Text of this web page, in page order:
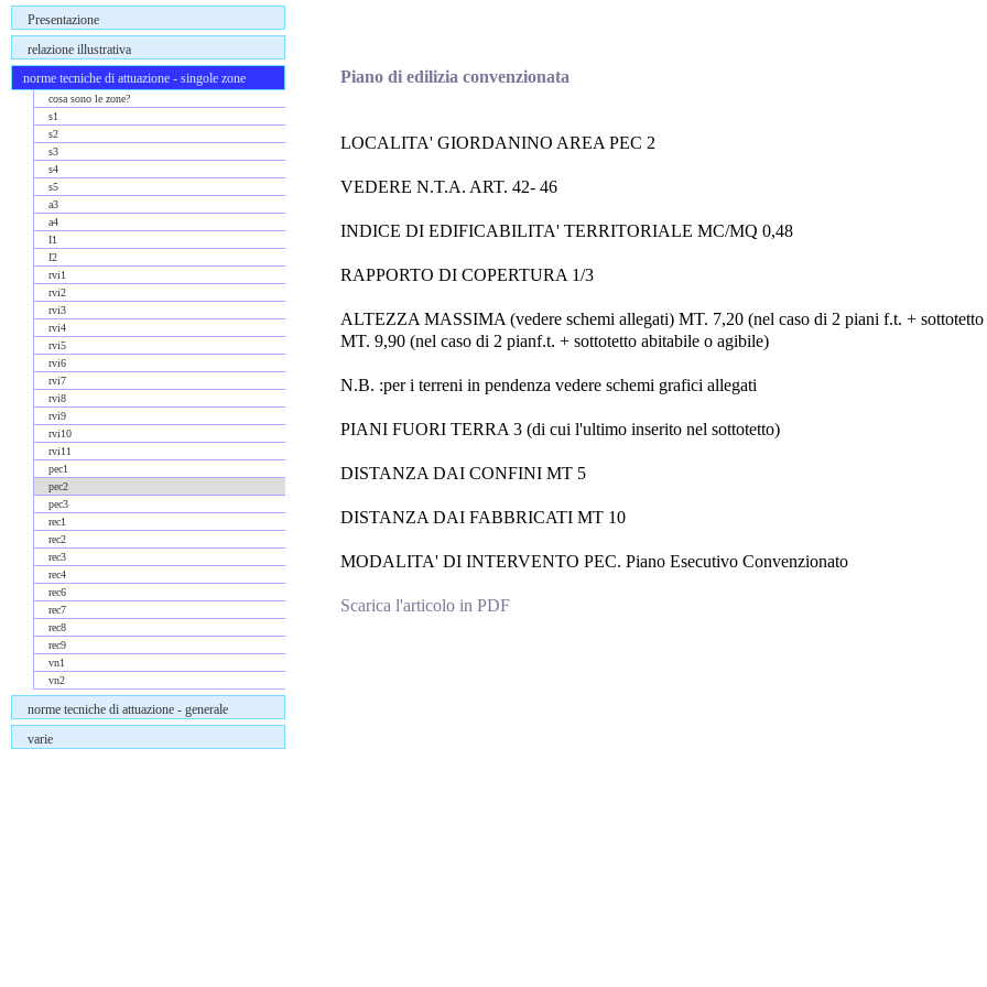
Presentazione
relazione illustrativa
norme tecniche di attuazione - singole zone
cosa sono le zone?
s1
s2
s3
s4
s5
a3
a4
I1
I2
rvi1
rvi2
rvi3
rvi4
rvi5
rvi6
rvi7
rvi8
rvi9
rvi10
rvi11
pec1
pec2
pec3
rec1
rec2
rec3
rec4
rec6
rec7
rec8
rec9
vn1
vn2
norme tecniche di attuazione - generale
varie
Piano di edilizia convenzionata
LOCALITA' GIORDANINO AREA PEC 2
VEDERE N.T.A. ART. 42- 46
INDICE DI EDIFICABILITA' TERRITORIALE MC/MQ 0,48
RAPPORTO DI COPERTURA 1/3
ALTEZZA MASSIMA (vedere schemi allegati) MT. 7,20 (nel caso di 2 piani f.t. +
MT. 9,90 (nel caso di 2 pianf.t. + sottotetto abitabile o agibile)
N.B. :per i terreni in pendenza vedere schemi grafici allegati
PIANI FUORI TERRA 3 (di cui l'ultimo inserito nel sottotetto)
DISTANZA DAI CONFINI MT 5
DISTANZA DAI FABBRICATI MT 10
MODALITA' DI INTERVENTO PEC. Piano Esecutivo Convenzionato
Scarica l'articolo in PDF